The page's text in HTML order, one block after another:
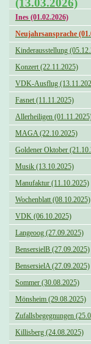
Ines (01.02.2026)
Neujahrsansprache
Kinderausstellung
Konzert (22.11.2025)
VDK-Ausflug
Fasnet (11.11.2025)
Allerheiligen
MAGA (22.10.2025)
Goldener Oktober
Musik (13.10.2025)
Manufaktur (11.10.2025)
Wochenblatt (08.10.2025)
VDK (06.10.2025)
Langeoog (27.09.2025)
BensersielB (27.09.2025)
BensersielA (27.09.2025)
Sommer (30.08.2025)
Mönsheim (29.08.2025)
Zufallsbegegnungen
Killisberg (24.08.2025)